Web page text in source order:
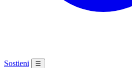
Sostieni ☰